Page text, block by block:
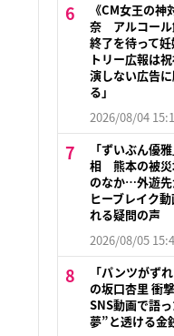
《CM女王の神
奈 アルコール
終了を待って
トリー広報は
演しない広告
る」
2026/08/04
「ずいぶん優
相 熊本の被災
のなか…外遊先
ヒーブレイク
れる疑問の声
2026/08/05
「パンツがず
の坂口杏里 衝
SNS動画で語
夢”と透ける金